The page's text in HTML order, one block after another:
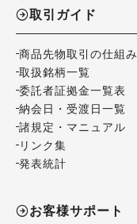
取引ガイド
商品先物取引の仕組み
取扱銘柄一覧
委託者証拠金一覧表
納会日・受渡日一覧
諸規定・マニュアル
リンク集
発表統計
お客様サポート